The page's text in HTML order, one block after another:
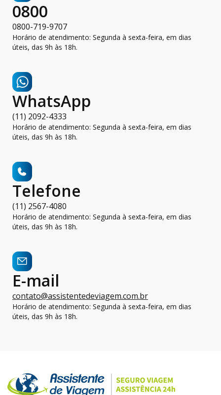
0800
0800-719-9707
Horário de atendimento: Segunda à sexta-feira, em dias
úteis, das 9h às 18h.
WhatsApp
(11) 2092-4333
Horário de atendimento: Segunda à sexta-feira, em dias
úteis, das 9h às 18h.
Telefone
(11) 2567-4080
Horário de atendimento: Segunda à sexta-feira, em dias
úteis, das 9h às 18h.
E-mail
contato@assistentedeviagem.com.br
Horário de atendimento: Segunda à sexta-feira, em dias
úteis, das 9h às 18h.